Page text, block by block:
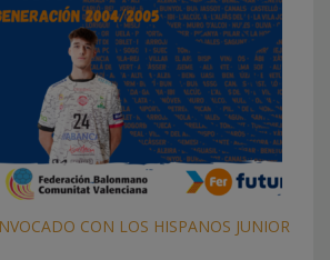
CON LOS HISPANOS JUNIOR